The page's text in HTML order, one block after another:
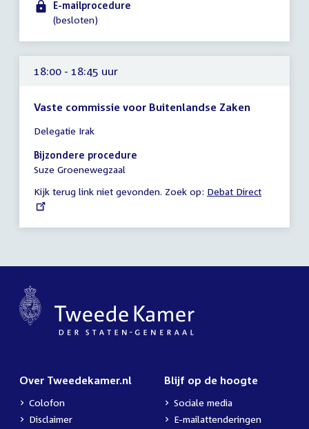
E-mailprocedure
(besloten)
18:00 - 18:45 uur
Vaste commissie voor Buitenlandse Zaken
vergadering
18:00
-
uur
Delegatie Irak
Bijzondere procedure
Suze Groenewegzaal
Kijk terug link niet gevonden. Zoek op: External
Debat Direct
Over Tweedekamer.nl
Colofon
Disclaimer
Blijf op de hoogte
Sociale media
E-mailattenderingen